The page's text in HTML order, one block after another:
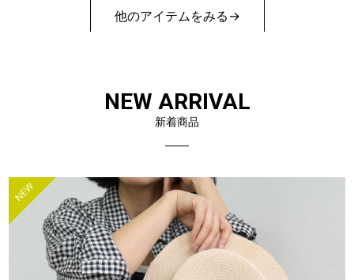
他のアイテムをみる→
NEW ARRIVAL
新着商品